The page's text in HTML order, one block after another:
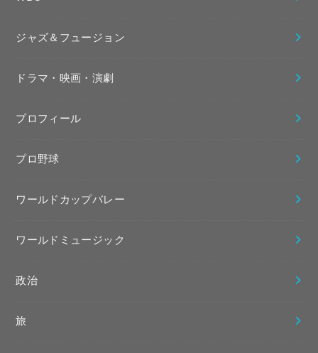
ジャズ＆フュージョン
ドラマ・映画・演劇
プロフィール
プロ野球
ワールドカップバレー
ワールドミュージック
政治
旅